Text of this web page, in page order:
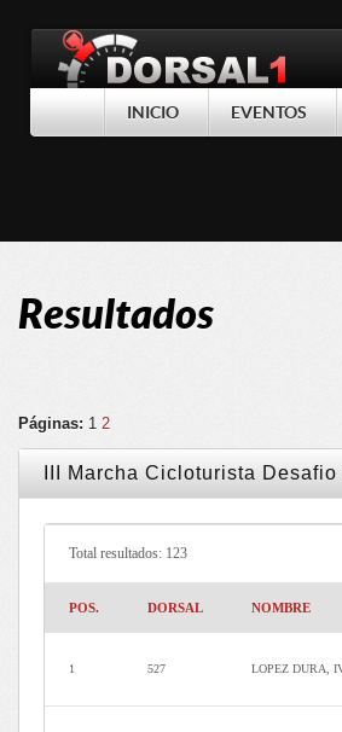
INICIO EVENTOS
Resultados
Páginas: 1 2
III Marcha Cicloturista
Total resultados: 123
POS. DORSAL NOMBRE
1 527 LOPEZ DURA,